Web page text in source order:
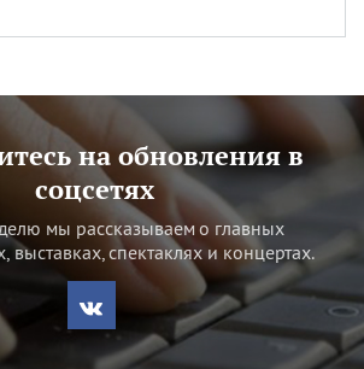
на обновления в
соцсетях
мы рассказываем о главных
выставках, спектаклях и концертах.